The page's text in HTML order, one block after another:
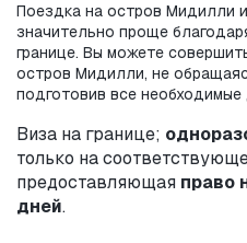
Поездка на остров Мидилли
значительно проще
границе. Вы можете
остров Мидилли, не
подготовив все необходимые
Виза на границе;
только на
предоставляющая право
дней.